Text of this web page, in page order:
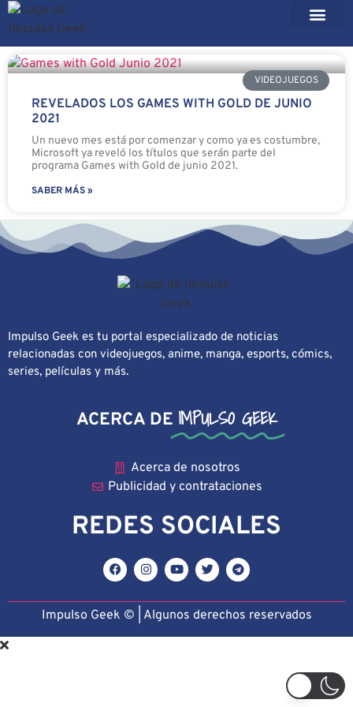
VIDEOJUEGOS
REVELADOS LOS GAMES WITH GOLD DE JUNIO
2021
Un nuevo mes está por comenzar y como ya es costumbre,
Microsoft ya reveló los títulos que serán parte del
programa Games with Gold de junio 2021.
SABER MÁS »
Impulso Geek es tu portal especializado de noticias
relacionadas con videojuegos, anime, manga, esports, cómics,
series, películas y más.
ACERCA DE IMPULSO GEEK
Acerca de nosotros
Publicidad y contrataciones
REDES SOCIALES
Impulso Geek © | Algunos derechos reservados